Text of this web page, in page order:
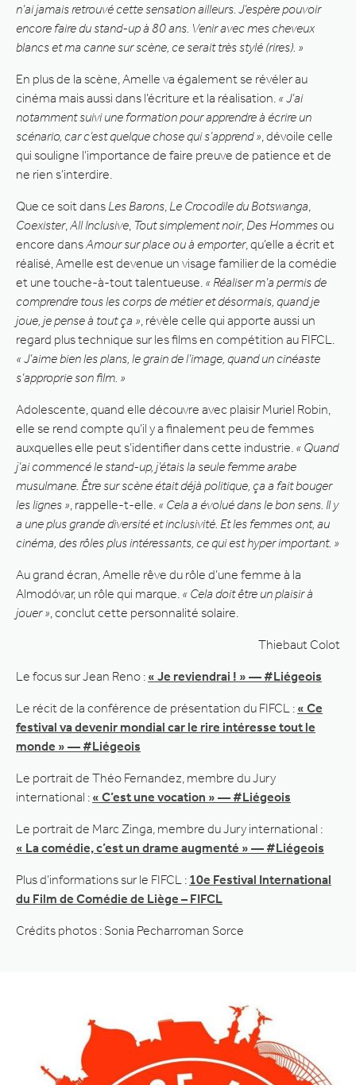
n’ai jamais retrouvé cette sensation ailleurs. J’espère pouvoir
encore faire du stand-up à 80 ans. Venir avec mes cheveux
blancs et ma canne sur scène, ce serait très stylé (rires). »
En plus de la scène, Amelle va également se révéler au
cinéma mais aussi dans l’écriture et la réalisation. « J’ai
notamment suivi une formation pour apprendre à écrire un
scénario, car c’est quelque chose qui s’apprend » , dévoile celle
qui souligne l’importance de faire preuve de patience et de
ne rien s’interdire.
Que ce soit dans Les Barons Le Crocodile du Botswanga
Coexister, All Inclusive Tout simplement noir, Des Hommesou
encore dansAmour sur place ou à emporter, qu’elle a écrit et
réalisé, Amelle est devenue un visage familier de la comédie
et une touche-à-tout talentueuse. « Réaliser m’a permis de
comprendre tous les corps de métier et désormais, quand je
joue, je pense à tout ça » , révèle celle qui apporte aussi un
regard plus technique sur les films en compétition au FIFCL.
« J’aime bien les plans, le grain de l’image, quand un cinéaste
s’approprie son film. »
Adolescente, quand elle découvre avec plaisir Muriel Robin,
elle se rend compte qu’il y a finalement peu de femmes
auxquelles elle peut s’identifier dans cette industrie. « Quand
j’ai commencé le stand-up, j’étais la seule femme arabe
musulmane. Être sur scène était déjà politique, ça a fait bouger
les lignes » , rappelle-t-elle. « Cela a évolué dans le bon sens. Il y
a une plus grande diversité et inclusivité. Et les femmes ont, au
cinéma, des rôles plus intéressants, ce qui est hyper important. »
Au grand écran, Amelle rêve du rôle d’une femme à la
Almodóvar, un rôle qui marque. « Cela doit être un plaisir à
jouer » , conclut cette personnalité solaire.
Thiebaut Colot
Le focus sur Jean Reno : « Je reviendrai ! » — #Liégeois
Le récit de la conférence de présentation du FIFCL : « Ce
festival va devenir mondial car le rire intéresse tout le
monde » — #Liégeois
Le portrait de Théo Fernandez, membre du Jury
international : « C’est une vocation » — #Liégeois
Le portrait de Marc Zinga, membre du Jury international :
« La comédie, c’est un drame augmenté » — #Liégeois
Plus d’informations sur le FIFCL : 10e Festival International
du Film de Comédie de Liège – FIFCL
Crédits photos : Sonia Pecharroman Sorce